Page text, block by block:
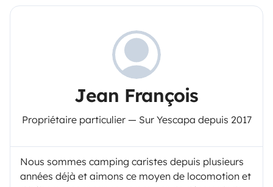
Jean François
Propriétaire particulier — Sur Yescapa depuis 2017
Nous sommes camping caristes depuis plusieurs
années déjà et aimons ce moyen de locomotion et